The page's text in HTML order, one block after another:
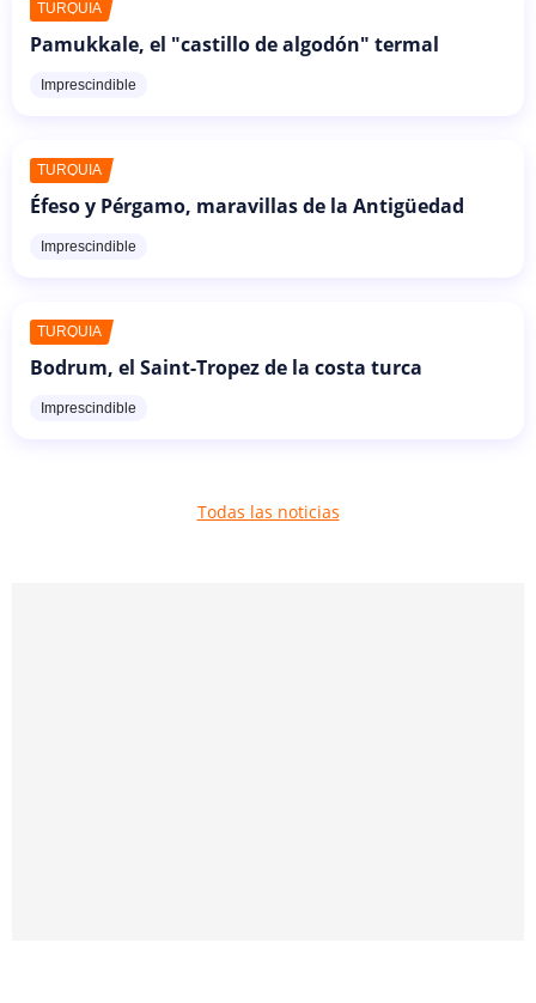
TURQUÍA
Pamukkale, el "castillo de algodón" termal
Imprescindible
TURQUÍA
Éfeso y Pérgamo, maravillas de la Antigüedad
Imprescindible
TURQUÍA
Bodrum, el Saint-Tropez de la costa turca
Imprescindible
Todas las noticias